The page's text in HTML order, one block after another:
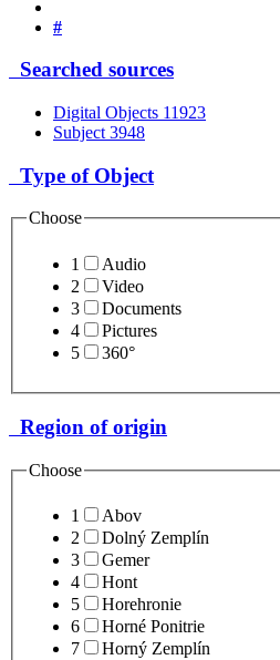
#
Searched sources
Digital Objects 11923
Subject 3948
Type of Object
Choose
1
Audio
2
Video
3
Documents
4
Pictures
5
360°
Region of origin
Choose
1
Abov
2
Dolný Zemplín
3
Gemer
4
Hont
5
Horehronie
6
Horné Ponitrie
7
Horný Zemplín